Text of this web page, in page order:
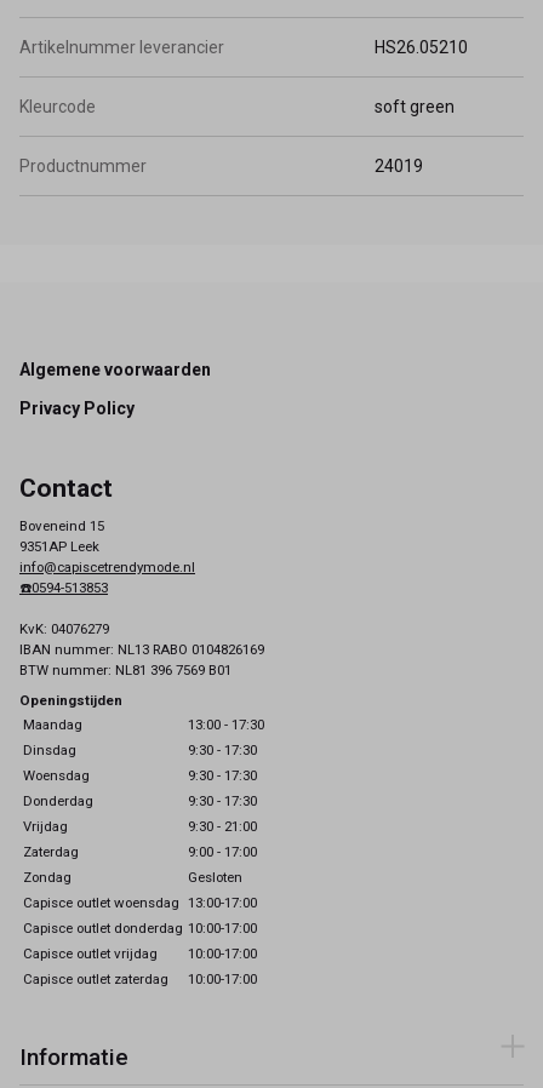
Artikelnummer leverancier HS26.05210
Kleurcode soft green
Productnummer 24019
Footer
Algemene voorwaarden
Privacy Policy
Contact
Boveneind 15
9351AP Leek
info@capiscetrendymode.nl
☎️0594-513853
KvK: 04076279
IBAN nummer: NL13 RABO 0104826169
BTW nummer: NL81 396 7569 B01
Openingstijden
Maandag
13:00 - 17:30
Dinsdag
9:30 - 17:30
Woensdag
9:30 - 17:30
Donderdag
9:30 - 17:30
Vrijdag
9:30 - 21:00
Zaterdag
9:00 - 17:00
Zondag
Gesloten
Capisce outlet woensdag 13:00-17:00
Capisce outlet donderdag 10:00-17:00
Capisce outlet vrijdag
10:00-17:00
Capisce outlet zaterdag
10:00-17:00
Informatie